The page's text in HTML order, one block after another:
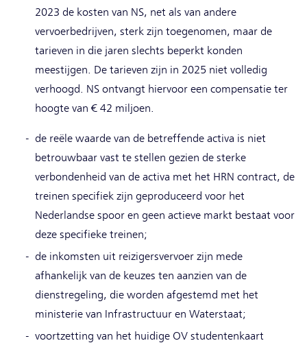
2023 de kosten van NS, net als van andere
vervoerbedrijven, sterk zijn toegenomen, maar de
tarieven in die jaren slechts beperkt konden
meestijgen. De tarieven zijn in 2025 niet volledig
verhoogd. NS ontvangt hiervoor een compensatie ter
hoogte van € 42 miljoen.
de reële waarde van de betreffende activa is niet
betrouwbaar vast te stellen gezien de sterke
verbondenheid van de activa met het HRN contract, de
treinen specifiek zijn geproduceerd voor het
Nederlandse spoor en geen actieve markt bestaat voor
deze specifieke treinen;
de inkomsten uit reizigersvervoer zijn mede
afhankelijk van de keuzes ten aanzien van de
dienstregeling, die worden afgestemd met het
ministerie van Infrastructuur en Waterstaat;
voortzetting van het huidige OV studentenkaart